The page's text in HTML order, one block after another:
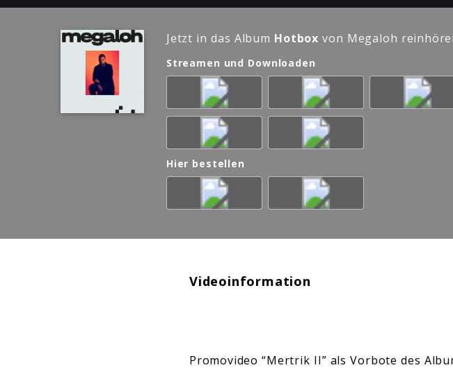
Jetzt in das Album Hotbox von Megaloh
Streamen und Downloaden
Hier bestellen
Videoinformation
Promovideo “Mertrik II” als Vorbote des